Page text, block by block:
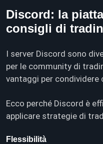
Discord: la
consigli di
I server Discord sono
per le community di
vantaggi per condividere
Ecco perché Discord è
applicare strategie di
Flessibilità